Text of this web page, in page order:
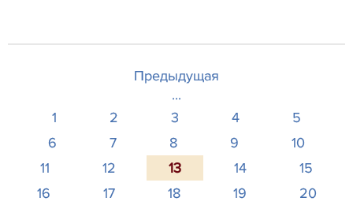
Предыдущая
...
1
2 3 4
5
6
7 8 9
10
11
12 13 14
15
16
17 18 19
20